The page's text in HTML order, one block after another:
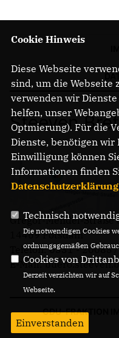
Steeven
Gregor-Mendel-Straße
14469 Potsdam
Telefon: 0331 -
E-Mail:
CDU-FRAKTION
Cookie Hinweis
Diese Webseite
sind, um die Webseite
verwenden wir
helfen, unser
Optmierung). Für die
Dienste, benötigen
Einwilligung können
Informationen finden
Datenschutzerklärung
Technisch
Die notwendigen Cookies
ordnungsgemäßen
Cookies von
Derzeit verzichten wir auf
Webseite.
Einverstanden